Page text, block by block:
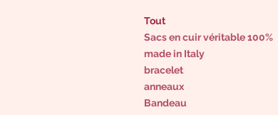
Tout
Sacs en cuir véritable 100%
made in Italy
bracelet
anneaux
Bandeau